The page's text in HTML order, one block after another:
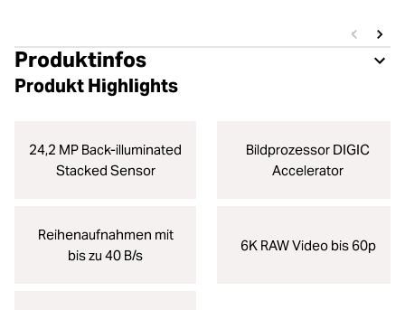
Produktinfos
Produkt Highlights
24,2 MP Back-illuminated
Stacked Sensor
Bildprozessor DIGIC
Accelerator
Reihenaufnahmen mit
bis zu 40 B/s
6K RAW Video bis 60p